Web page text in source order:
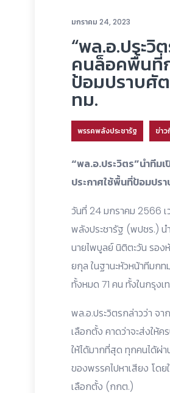
มกราคม 24, 2023
“พล.อ.ประวิ
คนล็อคพื้นที่
ป้อมปราบศั
ทม.
พรรคพลังประชารัฐ ข่า
“พล.อ.ประวิตร”นำทีม
ประกาศใช้พื้นที่ป้อมปร
วันที่ 24 มกราคม 2566
พลังประชารัฐ (พปชร.) น
นายไพบูลย์ นิติตะวัน ร
ยกุล ในฐานะหัวหน้าทีมก
ทั้งหมด 71 คน ทั้งในกรุง
พล.อ.ประวิตรกล่าวว่า จา
เลือกตั้ง คาดว่าจะส่งให้
ให้ได้มากที่สุด ทุกคนได้ผ่า
ของพรรคไปหาเสียง โด
เลือกตั้ง (กกต.)